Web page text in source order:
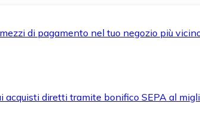
di pagamento nel tuo negozio più
diretti tramite bonifico SEPA al